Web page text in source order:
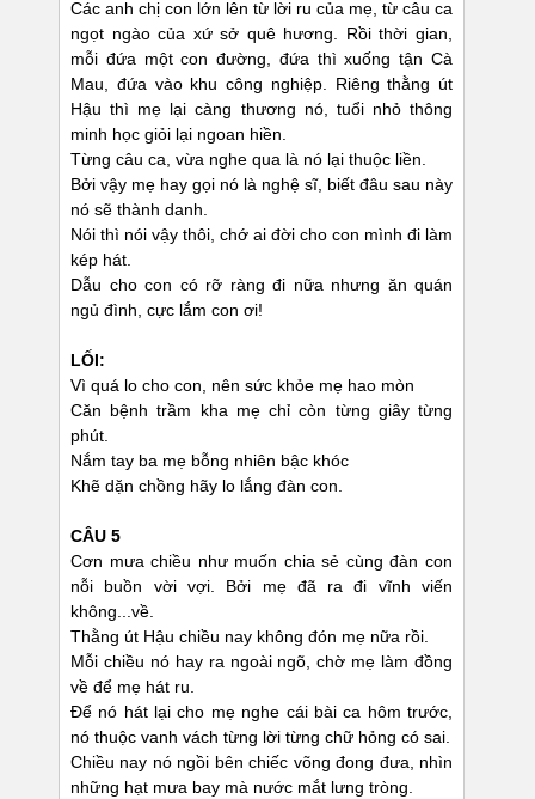
Các anh chị con lớn lên từ lời ru của mẹ, từ câu ca
ngọt ngào của xứ sở quê hương. Rồi thời gian,
mỗi đứa một con đường, đứa thì xuống tận Cà
Mau, đứa vào khu công nghiệp. Riêng thằng út
Hậu thì mẹ lại càng thương nó, tuổi nhỏ thông
minh học giỏi lại ngoan hiền.
Từng câu ca, vừa nghe qua là nó lại thuộc liền.
Bởi vậy mẹ hay gọi nó là nghệ sĩ, biết đâu sau này
nó sẽ thành danh.
Nói thì nói vậy thôi, chớ ai đời cho con mình đi làm
kép hát.
Dẫu cho con có rỡ ràng đi nữa nhưng ăn quán
ngủ đình, cực lắm con ơi!
LỐI:
Vì quá lo cho con, nên sức khỏe mẹ hao mòn
Căn bệnh trầm kha mẹ chỉ còn từng giây từng
phút.
Nắm tay ba mẹ bỗng nhiên bậc khóc
Khẽ dặn chồng hãy lo lắng đàn con.
CÂU 5
Cơn mưa chiều như muốn chia sẻ cùng đàn con
nỗi buồn vời vợi. Bởi mẹ đã ra đi vĩnh viến
không...về.
Thằng út Hậu chiều nay không đón mẹ nữa rồi.
Mỗi chiều nó hay ra ngoài ngõ, chờ mẹ làm đồng
về để mẹ hát ru.
Để nó hát lại cho mẹ nghe cái bài ca hôm trước,
nó thuộc vanh vách từng lời từng chữ hỏng có sai.
Chiều nay nó ngồi bên chiếc võng đong đưa, nhìn
những hạt mưa bay mà nước mắt lưng tròng.